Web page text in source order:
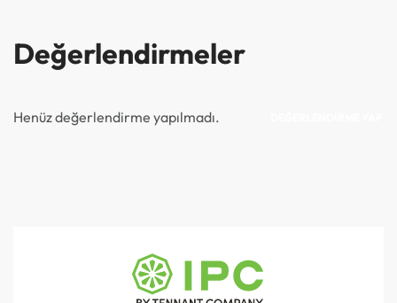
Değerlendirmeler
Henüz değerlendirme yapılmadı.